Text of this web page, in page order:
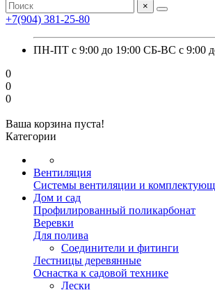
×
+7(904) 381-25-80
ПН-ПТ с 9:00 до 19:00 СБ-ВС с 9:00
0
0
0
Ваша корзина пуста!
Категории
Вентиляция
Системы вентиляции и
Дом и сад
Профилированный поликарбонат
Веревки
Для полива
Соединители и фитинги
Лестницы деревянные
Оснастка к садовой технике
Лески